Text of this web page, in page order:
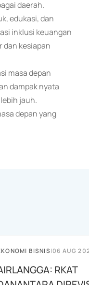
daerah.
edukasi, dan
inklusi keuangan
dan kesiapan
masa depan
dampak nyata
jauh.
depan yang
BISNIS|06 AUG
RKAT